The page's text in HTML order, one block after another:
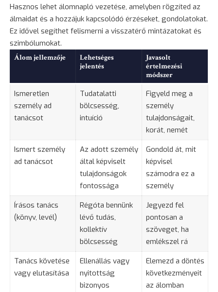
Hasznos lehet álomnapló vezetése, amelyben rögzíted az
álmaidat és a hozzájuk kapcsolódó érzéseket, gondolatokat.
Ez idővel segíthet felismerni a visszatérő mintázatokat és
szimbólumokat.
Álom jellemzője
Lehetséges
jelentés
Javasolt
értelmezési
módszer
Ismeretlen
személy ad
tanácsot
Tudatalatti
bölcsesség,
intuíció
Figyeld meg a
személy
tulajdonságait,
korát, nemét
Ismert személy
ad tanácsot
Az adott személy
által képviselt
tulajdonságok
fontossága
Gondold át, mit
képvisel
számodra ez a
személy
Írásos tanács
(könyv, levél)
Régóta bennünk
lévő tudás,
kollektív
bölcsesség
Jegyezd fel
pontosan a
szöveget, ha
emlékszel rá
Tanács követése
vagy elutasítása
Ellenállás vagy
nyitottság
bizonyos
Elemezd a döntés
következményeit
az álomban